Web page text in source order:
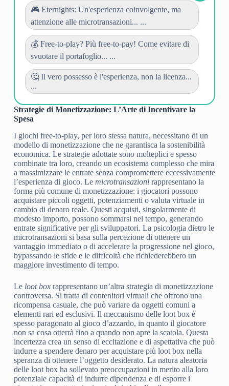
🎮 Eternights: Un'esperienza coinvolgente, ma
attenzione alle microtransazioni... ...
💰 Free-to-play? Più free-to-pay! Come evitare di
svuotare il portafoglio... ...
🤔 Il vero possesso è l'esperienza, non la licenza...
...
Strategie di Monetizzazione: L’Arte di Incentivare la
Spesa
I giochi free-to-play, per loro stessa natura, necessitano di un
modello di monetizzazione che ne garantisca la sostenibilità
economica. Le strategie adottate sono molteplici e spesso
combinate tra loro, creando un ecosistema complesso che mira
a massimizzare le entrate senza compromettere eccessivamente
l’esperienza di gioco. Le microtransazionirappresentano la
forma più comune di monetizzazione: i giocatori possono
acquistare piccoli oggetti, potenziamenti o valuta virtuale in
cambio di denaro reale. Questi acquisti, singolarmente di
modesto importo, possono sommarsi nel tempo, generando
entrate significative per gli sviluppatori. La psicologia dietro le
microtransazioni si basa sulla percezione di ottenere un
vantaggio immediato o di accelerare la progressione nel gioco,
bypassando le sfide e le difficoltà che richiederebbero un
maggiore investimento di tempo.
Le loot boxrappresentano un’altra strategia di monetizzazione
controversa. Si tratta di contenitori virtuali che offrono una
ricompensa casuale, che può variare da oggetti comuni a
elementi rari ed esclusivi. Il meccanismo delle loot box è
spesso paragonato al gioco d’azzardo, in quanto il giocatore
non sa cosa otterrà fino a quando non apre la scatola. Questa
incertezza crea un senso di eccitazione e di aspettativa che può
indurre a spendere denaro per acquistare più loot box nella
speranza di ottenere l’oggetto desiderato. La natura aleatoria
delle loot box ha sollevato preoccupazioni in merito alla loro
potenziale capacità di indurre dipendenza e di esporre i